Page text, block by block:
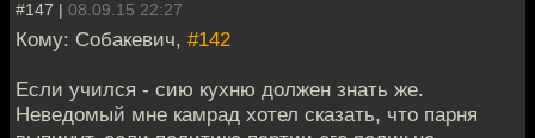
#147 | 08.09.15 22:27
Кому: Собакевич, #142
Если учился - сию кухню должен знать же.
Неведомый мне камрад хотел сказать, что парня